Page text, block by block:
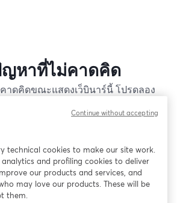
ญหาที่ไม่คาดคิด
าดคิดขณะแสดงเว็บินาร์นี้ โปรดลอง
หากมีปัญหา
เปิดในแท็บใหม่
technical cookies to make our site work.
and profiling cookies to deliver
our products and services, and
may love our products. These will be
them.
Continue without accepting